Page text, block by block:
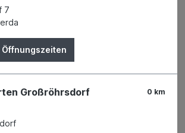
MV Ltd. Edition
7
Öffnungszeiten
0 km
Großröhrsdorf